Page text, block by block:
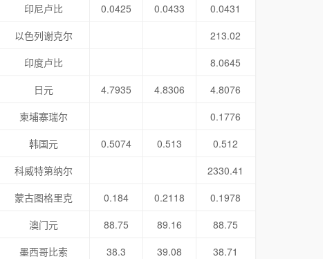
印尼卢比
0.0425 0.0433
0.0431
以色列谢克尔
213.02
印度卢比
8.0645
日元
4.7935 4.8306
4.8076
柬埔寨瑞尔
0.1776
韩国元
0.5074 0.513
0.512
科威特第纳尔
2330.41
蒙古图格里克
0.184 0.2118
0.1978
澳门元
88.75 89.16
88.75
墨西哥比索
38.3 39.08
38.71